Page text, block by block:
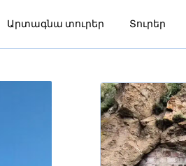
Արտագնա տուրեր Տուրեր